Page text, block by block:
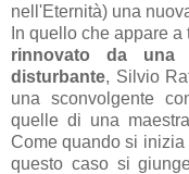
nell'Eternità) una
In quello che appare a
rinnovato da una
disturbante, Silvio
una sconvolgente
quelle di una
Come quando si
questo caso si